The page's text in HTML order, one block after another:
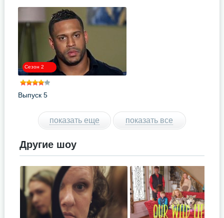
Сезон 2
Выпуск 5
показать еще показать все
Другие шоу